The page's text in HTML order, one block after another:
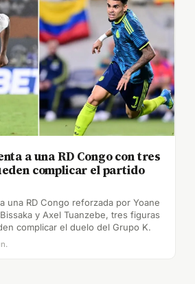
a una RD Congo con tres
complicar el partido
una RD Congo reforzada por Yoane
y Axel Tuanzebe, tres figuras
complicar el duelo del Grupo K.